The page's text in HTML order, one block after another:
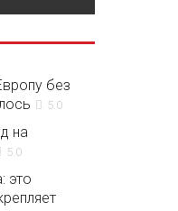
без
5.0
на
5.0
это